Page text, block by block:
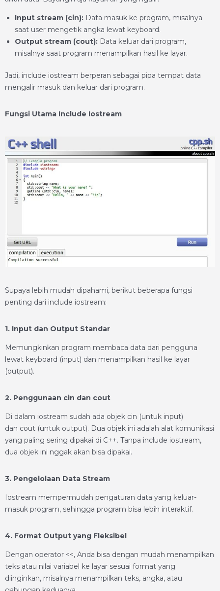
Input stream (cin): Data masuk ke program, misalnya
saat user mengetik angka lewat keyboard.
Output stream (cout): Data keluar dari program,
misalnya saat program menampilkan hasil ke layar.
Jadi, include iostream berperan sebagai pipa tempat data
mengalir masuk dan keluar dari program.
Fungsi Utama Include Iostream
Supaya lebih mudah dipahami, berikut beberapa fungsi
penting dari include iostream:
1. Input dan Output Standar
Memungkinkan program membaca data dari pengguna
lewat keyboard (input) dan menampilkan hasil ke layar
(output).
2. Penggunaan cin dan cout
Di dalam iostream sudah ada objek cin (untuk input)
dan cout (untuk output). Dua objek ini adalah alat komunikasi
yang paling sering dipakai di C++. Tanpa include iostream,
dua objek ini nggak akan bisa dipakai.
3. Pengelolaan Data Stream
Iostream mempermudah pengaturan data yang keluar-
masuk program, sehingga program bisa lebih interaktif.
4. Format Output yang Fleksibel
Dengan operator <<, Anda bisa dengan mudah menampilkan
teks atau nilai variabel ke layar sesuai format yang
diinginkan, misalnya menampilkan teks, angka, atau